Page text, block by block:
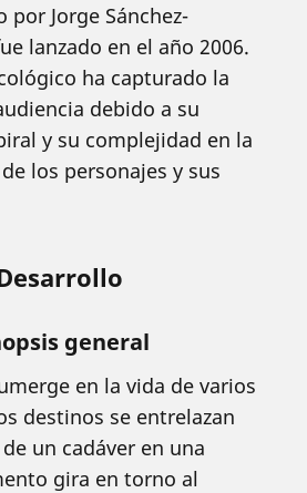
Jorge Sánchez-
lanzado en el año 2006.
ha capturado la
debido a su
y su complejidad en la
los personajes y sus
general
en la vida de varios
destinos se entrelazan
un cadáver en una
gira en torno al